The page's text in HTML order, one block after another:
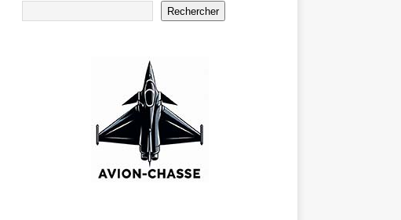
Rechercher